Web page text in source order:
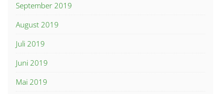
September 2019
August 2019
Juli 2019
Juni 2019
Mai 2019